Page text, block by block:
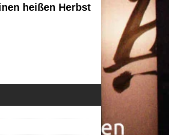
heißen Herbst